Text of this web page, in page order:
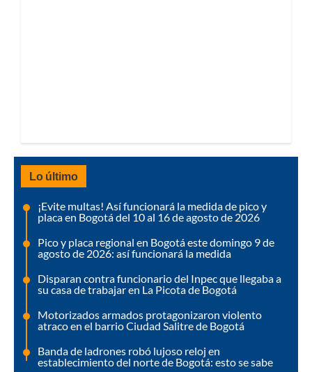
Lo último
¡Evite multas! Así funcionará la medida de pico y
placa en Bogotá del 10 al 16 de agosto de 2026
Pico y placa regional en Bogotá este domingo 9 de
agosto de 2026: así funcionará la medida
Disparan contra funcionario del Inpec que llegaba a
su casa de trabajar en La Picota de Bogotá
Motorizados armados protagonizaron violento
atraco en el barrio Ciudad Salitre de Bogotá
Banda de ladrones robó lujoso reloj en
establecimiento del norte de Bogotá: esto se sabe